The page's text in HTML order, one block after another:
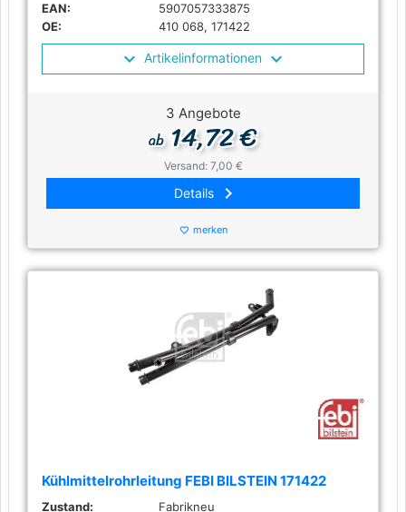
EAN:
5907057333875
OE:
410 068, 171422
Artikelinformationen
3 Angebote
ab14,72 €
Versand: 7,00 €
Details keyboard_arrow_right
favorite_border merken
Kühlmittelrohrleitung FEBI BILSTEIN 171422
Zustand: Fabrikneu